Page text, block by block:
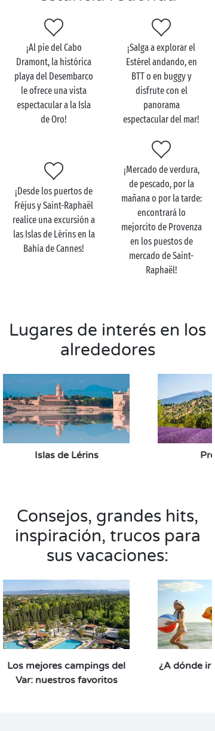
Deambular por las callejuelas del casco histórico de
Saint-Raphaël, pasear por la costa bordeando el
Mediterráneo, hacer senderismo por las altitudes del
macizo del Estérel… ¡Los paisajes de Saint-Raphaël
hacen brillar los ojos de todos los enamorados !
Y dado que bañarse forma parte integral de las
en las preciosas calas de Anthéor y de la Cornisa de
Oro. Su entorno virgen e intimista marcado por el
rojo, el verde y el azul hace soñar a veraneantes del
mundo entero. Calanque des Anglais, Calanque du
Petit Caneiret o Calanque de Maubois: ¡elija su
pedacito de paraíso terrenal y déjese mecer por el
dulce ruido de las olas!
¡Al pie del Cabo
Dramont, la histórica
playa del Desembarco
le ofrece una vista
espectacular a la Isla
de Oro!
¡Salga a explorar el
Estérel andando, en
BTT o en buggy y
disfrute con el
panorama
espectacular del mar!
¡Desde los puertos de
Fréjus y Saint-Raphaël
realice una excursión a
las Islas de Lérins en la
Bahía de Cannes!
¡Mercado de verdura,
de pescado, por la
mañana o por la tarde:
encontrará lo
mejorcito de Provenza
en los puestos de
mercado de Saint-
Raphaël!
Lugares de interés en los
alrededores
Islas de Lérins
Consejos, grandes hits,
inspiración, trucos para
sus vacaciones:
Los mejores campings del
Var: nuestros favoritos
¿A dónde ir